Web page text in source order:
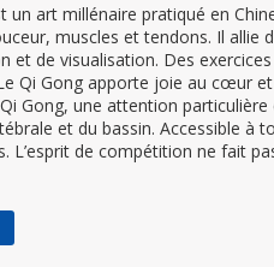
un art millénaire pratiqué en
muscles et tendons. Il allie
et de visualisation. Des
Qi Gong apporte joie au cœur
Gong, une attention
et du bassin. Accessible à
L’esprit de compétition ne fait